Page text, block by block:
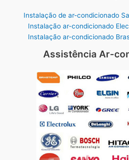
Instalação de ar-condicionado
Instalação ar-condicionado
Instalação ar-condicionado
Assistência Ar-